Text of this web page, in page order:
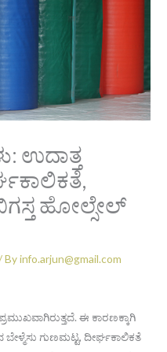
ಉದಾತ್ತ
ಹೋಲ್ಸೇಲ್
Byinfo.arjun@gmail.com
ಈ ಕಾರಣಕ್ಕಾಗಿ
ಗುಣಮಟ್ಟ, ದೀರ್ಘಕಾಲಿಕತೆ